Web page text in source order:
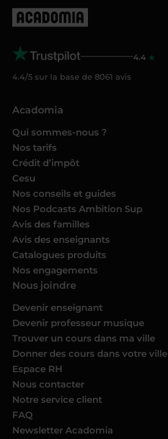
4.4
4.4/5 sur la base de 8061 avis
Acadomia
Qui sommes-nous ?
Nos tarifs
Crédit d’impôt
Cesu
Nos conseils et guides
Nos Podcasts Ambition Sup
Avis des familles
Avis des enseignants
Catalogues produits
Nos engagements
Nous joindre
Devenir enseignant
Devenir professeur musique
Trouver un cours dans ma ville
Donner des cours dans votre ville
Espace RH
Nous contacter
Notre service client
FAQ
Newsletter Acadomia